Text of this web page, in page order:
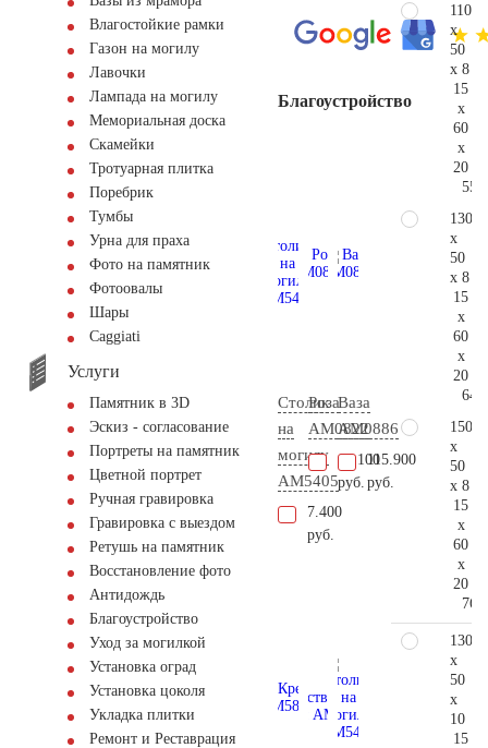
Влагостойкие рамки
Газон на могилу
Лавочки
Лампада на могилу
Мемориальная доска
Скамейки
Тротуарная плитка
Поребрик
Тумбы
Урна для праха
Фото на памятник
Фотоовалы
Шары
Сaggiati
Услуги
Памятник в 3D
Эскиз - согласование
Портреты на памятник
Цветной портрет
Ручная гравировка
Гравировка с выездом
Ретушь на памятник
Восстановление фото
Антидождь
Благоустройство
Уход за могилкой
Установка оград
Установка цоколя
Укладка плитки
Ремонт и Реставрация
Благоустройство
Столик
на
могилу
AM5405
7.400
руб.
Роза
AM0822
62.100
руб.
Ваза
AM0886
115.900
руб.
110
x
50
x 8
15
x
60
x
20
130
x
50
x 8
15
x
60
x
20
150
x
50
x 8
15
x
60
x
20
130
x
50
x
10
15